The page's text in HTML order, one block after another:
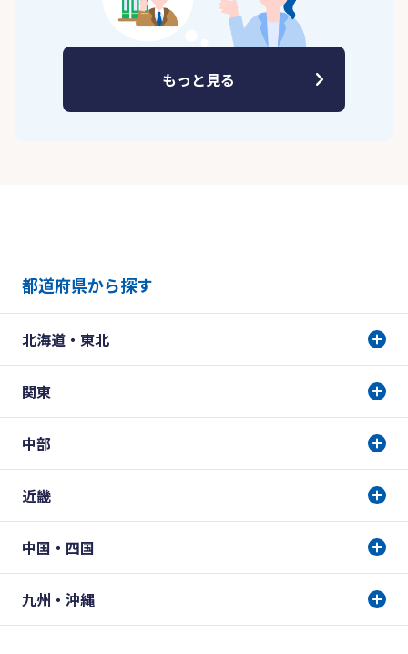
もっと見る
都道府県から探す
北海道・東北
関東
中部
近畿
中国・四国
九州・沖縄